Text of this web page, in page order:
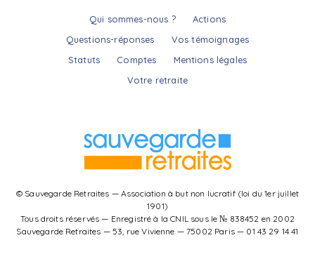
Qui sommes-nous ?
Actions
Questions-réponses
Vos témoignages
Statuts
Comptes
Mentions légales
Votre retraite
© Sauvegarde Retraites — Association à but non lucratif (loi du 1er juillet
1901)
Tous droits réservés — Enregistré à la CNIL sous le № 838452 en 2002
Sauvegarde Retraites — 53, rue Vivienne — 75002 Paris — 01 43 29 14 41